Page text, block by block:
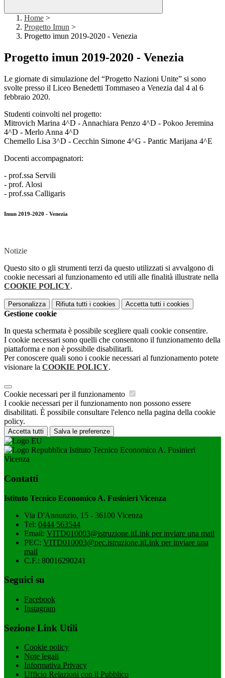
Home >
Progetto Imun >
Progetto imun 2019-2020 - Venezia
Progetto imun 2019-2020 - Venezia
Le giornate di simulazione del “Progetto Nazioni Unite” si sono
svolte presso il Liceo Benedetti Tommaseo a Venezia dal 4 al 6
febbraio 2020.
Studenti coinvolti nel progetto:
Mitrovich Marina 4^D - Annachiara Penzo 4^D - Pokoo Jeremina
4^D - Merlo Anna 4^D
Chemello Lisa 3^D - Cecchin Simone 4^G - Pantic Marijana 4^E
Docenti accompagnatori:
- prof.ssa Servili
- prof. Alosi
- prof.ssa Calligaris
Imun 2019-2020 - Venezia
Notizie
Questo sito o gli strumenti terzi da questo utilizzati si avvalgono di
cookie necessari al funzionamento ed utili alle finalità illustrate nella
COOKIE POLICY.
Personalizza Rifiuta tutti i cookies Accetta tutti i cookies
Gestione cookie
In questa schermata è possibile scegliere quali cookie consentire.
I cookie necessari sono quelli che consentono il funzionamento della
piattaforma e non è possibile disabilitarli.
Per conoscere quali sono i cookie necessari al funzionamento potete
visionare la COOKIE POLICY.
Cookie necessari per il funzionamento
I cookie necessari per il funzionamento non possono essere
disabilitati. È possibile consultare l'elenco nella pagina della cookie
policy.
Accetta tutti Salva le preferenze
Istituto Tecnico Economico A. Fusinieri
Vicenza
Contatti
Istituto Tecnico Economico A. Fusinieri Vicenza
Via D'Annunzio, 15 - 36100 Vicenza
Tel: 0444 563544
Email: VITD010003@istruzione.itLink per inviare una mail
PEC: VITD010003@pec.istruzione.itLink per inviare una
mail
C.F.: 80016290241
Seguici su
Facebook
Instagram
Sezione Link Utili
Cookie policy
Note legali
Informativa Privacy
Ufficio Relazioni con il Pubblico